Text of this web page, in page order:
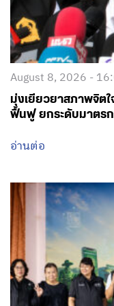
August 8, 2026 -
มุ่งเยียวยาสภาพจิต
ฟื้นฟู ยกระดับมาตร
อ่านต่อ